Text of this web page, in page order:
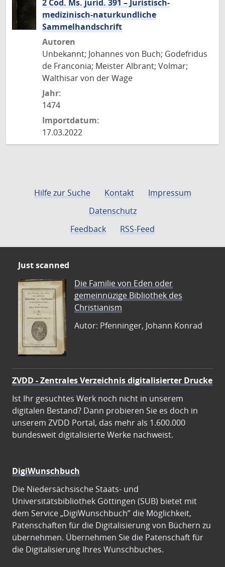
2 Cod. Ms. jurid. 391 – Juristisch-
medizinisch-naturkundliche
Sammelhandschrift
Autoren
Unbekannt; Johannes von Buch; Godefridus
de Franconia; Meister Albrant; Volmar;
Walthisar von der Wage
Jahr:
1474
Importdatum:
17.03.2022
Hilfe zur Suche Kontakt
Impressum
Datenschutz
Feedback
RSS-Feed
Just scanned
Die Familie von Eden oder
gemeinnüzige Bibliothek des
Christianism
Autor: Pfenninger, Johann Konrad
ZVDD - Zentrales Verzeichnis digitalisierter Drucke
Ist Ihr gesuchtes Werk noch nicht in unserem
digitalen Bestand? Dann probieren Sie es doch in
unserem ZVDD Portal, das mehr als 1.600.000
bundesweit digitalisierte Werke nachweist.
DigiWunschbuch
Die Niedersächsische Staats- und
Universitätsbibliothek Göttingen (SUB) bietet mit
dem Service „DigiWunschbuch” die Möglichkeit,
Patenschaften für die Digitalisierung von Büchern zu
übernehmen. Übernehmen Sie die Patenschaft für
die Digitalisierung Ihres Wunschbuches.